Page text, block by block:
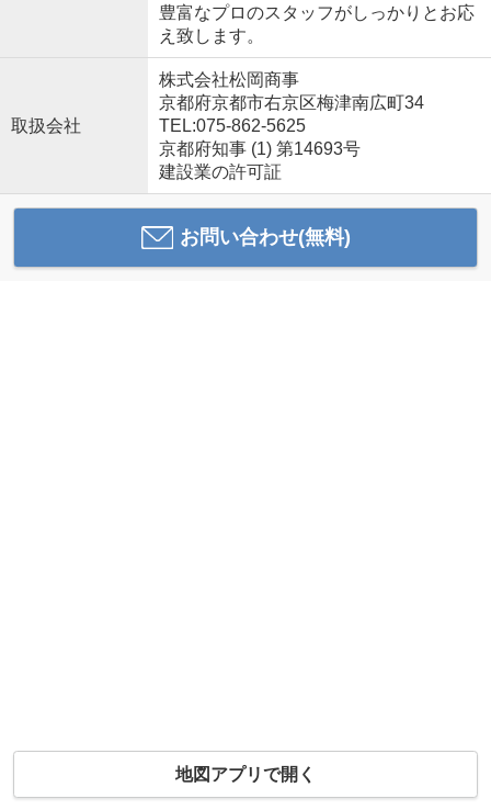
豊富なプロのスタッフがしっかりとお応
え致します。
取扱会社
株式会社松岡商事
京都府京都市右京区梅津南広町34
TEL:075-862-5625
京都府知事 (1) 第14693号
建設業の許可証
お問い合わせ(無料)
地図アプリで開く